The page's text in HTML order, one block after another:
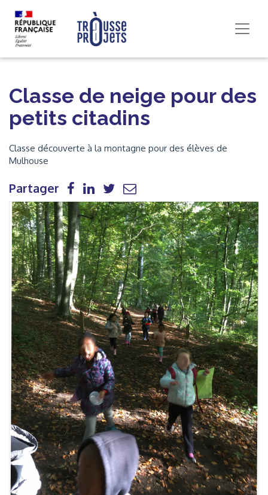
Classe de neige pour des
petits citadins
Classe découverte à la montagne pour des élèves de
Mulhouse
Partager